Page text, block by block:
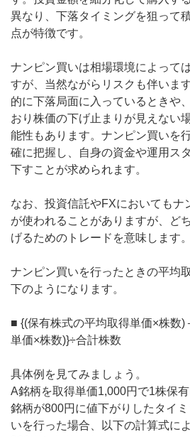
異なり、下落タイミングを狙って
点が特徴です。
ナンピン買いは相場環境によって
すが、当然ながらリスクも伴いま
的に下落局面に入っているときや
おり株価の下げ止まりが見えない
能性もあります。ナンピン買いを
確に把握し、自身の資金や運用ス
下すことが求められます。
なお、投資信託やFXにおいてもナ
が使われることがありますが、ど
げるためのトレードを意味します。
ナンピン買いを行ったときの平均
下のようになります。
■ {(保有株式の平均取得単価×株数)
単価×株数)}÷合計株数
具体例を見てみましょう。
A銘柄を取得単価1,000円で1株保
銘柄が800円に値下がりしたタイ
いを行った場合、以下の計算式に